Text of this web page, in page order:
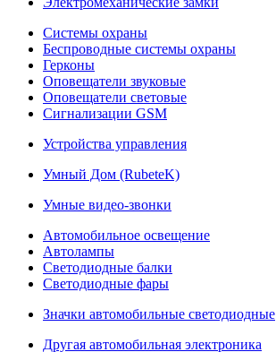
Системы охраны
Беспроводные системы охраны
Герконы
Оповещатели звуковые
Оповещатели световые
Сигнализации GSM
Устройства управления
Умный Дом (RubeteK)
Умные видео-звонки
Автомобильное освещение
Автолампы
Светодиодные балки
Светодиодные фары
Значки автомобильные светодиодные
Другая автомобильная электроника